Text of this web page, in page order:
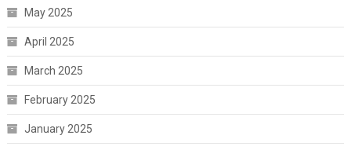
May 2025
April 2025
March 2025
February 2025
January 2025